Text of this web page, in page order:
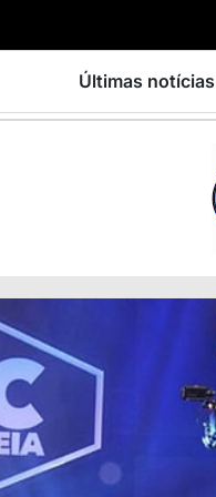
Últimas notícias